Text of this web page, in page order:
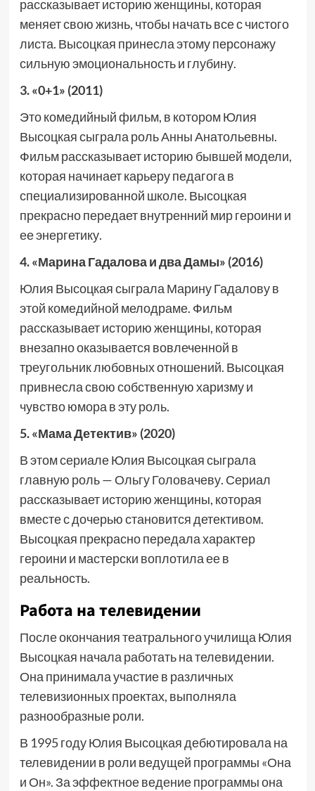
рассказывает историю женщины, которая
меняет свою жизнь, чтобы начать все с чистого
листа. Высоцкая принесла этому персонажу
сильную эмоциональность и глубину.
3. «0+1» (2011)
Это комедийный фильм, в котором Юлия
Высоцкая сыграла роль Анны Анатольевны.
Фильм рассказывает историю бывшей модели,
которая начинает карьеру педагога в
специализированной школе. Высоцкая
прекрасно передает внутренний мир героини и
ее энергетику.
4. «Марина Гадалова и два Дамы» (2016)
Юлия Высоцкая сыграла Марину Гадалову в
этой комедийной мелодраме. Фильм
рассказывает историю женщины, которая
внезапно оказывается вовлеченной в
треугольник любовных отношений. Высоцкая
привнесла свою собственную харизму и
чувство юмора в эту роль.
5. «Мама Детектив» (2020)
В этом сериале Юлия Высоцкая сыграла
главную роль — Ольгу Головачеву. Сериал
рассказывает историю женщины, которая
вместе с дочерью становится детективом.
Высоцкая прекрасно передала характер
героини и мастерски воплотила ее в
реальность.
Работа на телевидении
После окончания театрального училища Юлия
Высоцкая начала работать на телевидении.
Она принимала участие в различных
телевизионных проектах, выполняла
разнообразные роли.
В 1995 году Юлия Высоцкая дебютировала на
телевидении в роли ведущей программы «Она
и Он». За эффектное ведение программы она